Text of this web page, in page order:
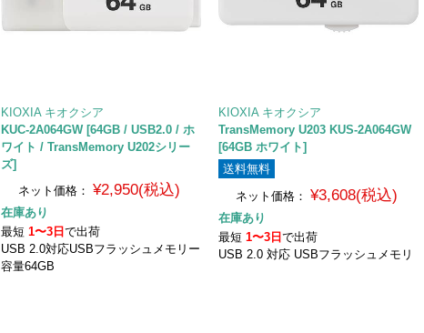
KIOXIA キオクシア
KUC-2A064GW [64GB / USB2.0 / ホ
ワイト / TransMemory U202シリー
ズ]
ネット価格： ¥2,950(税込)
在庫あり
最短 1〜3日 で出荷
USB 2.0対応USBフラッシュメモリー
容量64GB
KIOXIA キオクシア
TransMemory U203 KUS-2A064GW
[64GB ホワイト]
送料無料
ネット価格： ¥3,608(税込)
在庫あり
最短1〜3日で出荷
USB 2.0 対応 USBフラッシュメモリ